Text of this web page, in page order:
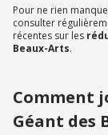
Pour ne rien
consulter
récentes sur les
Beaux-Arts.
Comment
Géant des